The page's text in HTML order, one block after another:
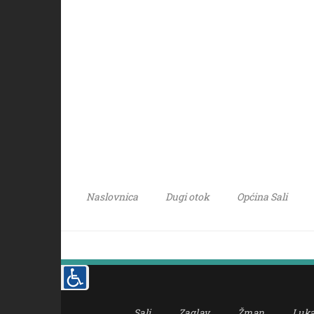
Naslovnica Dugi otok Općina Sali